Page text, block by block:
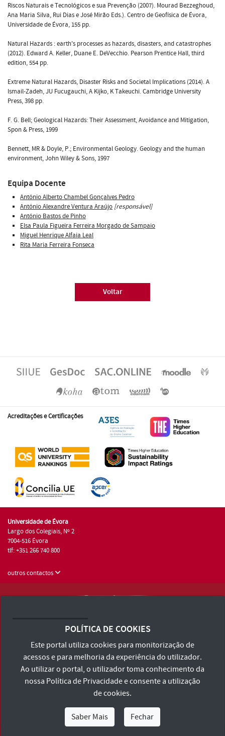
Riscos Naturais e Tecnológicos e sua Prevenção (2007). Mourad Bezzeghoud,
Ana Maria Silva, Rui Dias e José Mirão Eds.). Centro de Geofísica de Évora,
Universidade de Évora, 155 pp.
Natural Hazards : earth's processes as hazards, disasters, and catastrophes
(2012). Edward A. Keller, Duane E. DeVecchio. Pearson Prentice Hall, third
edition, 554 pp.
Extreme Natural Hazards, Disaster Risks and Societal Implications (2014). A
Ismail-Zadeh, JU Fucugauchi, A Kijko, K Takeuchi. Cambridge University
Press, 398 pp.
F. G. Bell; Geological Hazards: Their Assessment, Avoidance and Mitigation,
Spon & Press, 1999
Bennett, MR & Doyle, P.; Environmental Geology. Geology and the human
environment, John Wiley & Sons, 1997
Equipa Docente
António Alberto Chambel Gonçalves Pedro
António Alexandre Ventura Araújo [responsável]
António Bastos de Pinho
Elsa Paula Figueira Ferreira Morgado de Sampaio
Miguel Henrique Alfaia Leal
Rita Maria Ferreira Fonseca
Voltar
Acreditações e Certificações
Universidade de Évora
Largo dos Colegiais, Nº 2
7004-516 Évora
tlf: +351 266 740 800
outros contactos
Consulte os Termos e Condições e Política de Privacidade
Declaração de Acessibilidade
POLÍTICA DE COOKIES
Este portal utiliza cookies para monitorização de
acessos e para melhoria da experiência do utilizador.
Ao utilizar o portal, o utilizador toma conhecimento da
nossa Política de Privacidadee consente a utilização
de cookies.
Saber Mais Fechar